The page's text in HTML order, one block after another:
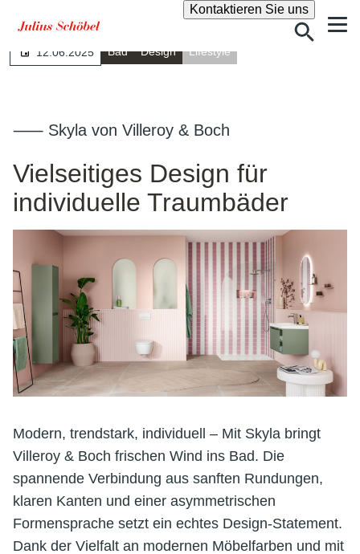
Kontaktieren Sie unsSuche
12.06.2025 Bad Design Lifestyle
⸺ Skyla von Villeroy & Boch
Vielseitiges Design für
individuelle Traumbäder
Modern, trendstark, individuell – Mit Skyla bringt
Villeroy & Boch frischen Wind ins Bad. Die
spannende Verbindung aus sanften Rundungen,
klaren Kanten und einer asymmetrischen
Formensprache setzt ein echtes Design-Statement.
Dank der Vielfalt an modernen Möbelfarben und mit